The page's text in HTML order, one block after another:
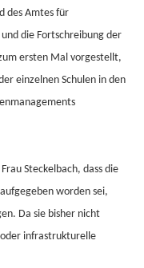
des Amtes für
die Fortschreibung der
ersten Mal vorgestellt,
einzelnen Schulen in den
Steckelbach, dass die
worden sei,
Da sie bisher nicht
infrastrukturelle